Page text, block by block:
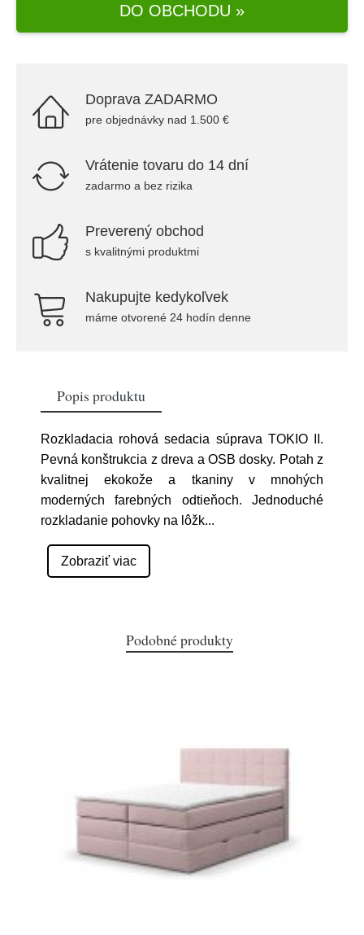
DO OBCHODU »
Doprava ZADARMO
pre objednávky nad 1.500 €
Vrátenie tovaru do 14 dní
zadarmo a bez rizika
Preverený obchod
s kvalitnými produktmi
Nakupujte kedykoľvek
máme otvorené 24 hodín denne
Popis produktu
Rozkladacia rohová sedacia súprava TOKIO II.
Pevná konštrukcia z dreva a OSB dosky. Potah z
kvalitnej ekokože a tkaniny v mnohých
moderných farebných odtieňoch. Jednoduché
rozkladanie pohovky na lôžk...
Zobraziť viac
Podobné produkty